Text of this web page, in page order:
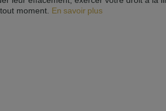
moment. En savoir plus